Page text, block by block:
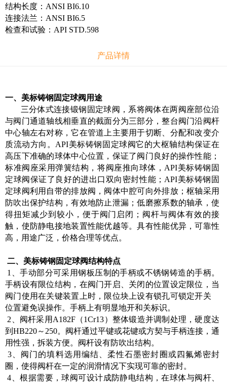
结构长度：ANSI BI6.10
连接法兰：ANSI BI6.5
检查和试验：API STD.598
产品详情
一、美标铸钢固定球阀用途
三分体式连接锻钢固定球阀，系将阀体在两阀座部位沿
与阀门通道轴线相垂直的截面分为三部分，整台阀门沿阀杆
中心轴左右对称，它在管道上主要用于切断、分配和改变介
质流动方向。API美标铸钢固定球阀它的大枢轴结构保证在
高压下准确的球体中心位置，保证了阀门良好的操作性能；
标准阀座采用弹簧结构，将阀座推向球体，API美标铸钢固
定球阀保证了良好的进出口双向密封性能；API美标铸钢固
定球阀利用自带的排放阀，阀体中腔可向外排放；枢轴采用
防吹出保护结构，有效地防止泄漏；低磨擦系数的轴承，使
得扭矩减少到较小，便于阀门启闭；阀杆与阀体有效的接
触，使防静电接地装置性能优越等。具有性能优异，可靠性
高，用途广泛，价格合理等优点。
二、美标铸钢固定球阀结构特点
1、手动部分可采用钢板压制的手柄或不锈钢铸造的手柄。
手柄设有限位结构，在阀门开启、关闭的位置设定限位，当
阀门使用在关键装置上时，限位块上设有锁孔可锁定开关
位置避免误操作。手柄上有明显地开和关标识。
2、阀杆采用A182F（1Cr13）整体锻造并调制处理，硬度达
到HB220～250。阀杆通过平键或花键或方契与手柄连接，通
用性强，拆装方便。阀杆设有防吹出结构。
3、阀门的填料选用编结、柔性石墨密封圈或四氟烯密封
圈，使得阀杆在一定的润滑情况下实现可靠的密封。
4、根据需要，球阀可设计成防静电结构，在球体与阀杆、